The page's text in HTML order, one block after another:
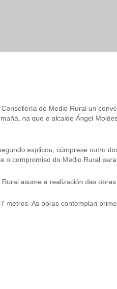
de Medio Rural un
na que o alcalde Ángel
explicou, cúmprese outro
o compromiso do Medio Rural
asume a realización das
metros. As obras contemplan